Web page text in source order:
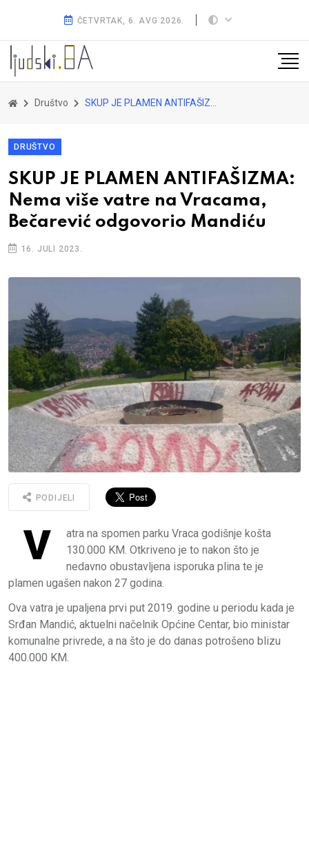
ČETVRTAK, 6. AVG 2026.
Društvo SKUP JE PLAMEN ANTIFAŠIZMA: Nema više vatre na Vracama, Bečarević odgovorio Mandiću
DRUŠTVO
SKUP JE PLAMEN ANTIFAŠIZMA:
Nema više vatre na Vracama,
Bečarević odgovorio Mandiću
16. JULI 2023.
PODIJELI
V
atra na spomen parku Vraca godišnje košta
130.000 KM. Otkriveno je to nakon što je
nedavno obustavljena isporuka plina te je
plamen ugašen nakon 27 godina.
Ova vatra je upaljena prvi put 2019. godine u periodu kada je
Srđan Mandić, aktuelni načelnik Općine Centar, bio ministar
komunalne privrede, a na što je do danas potrošeno blizu
400.000 KM.